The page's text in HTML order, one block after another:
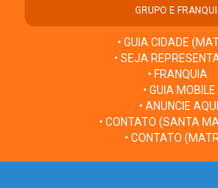
GRUPO E
• GUIA CIDADE
• SEJA
• FRANQUIA
• GUIA MOBILE
• ANUNCIE AQUI
• CONTATO (SANTA
• CONTATO